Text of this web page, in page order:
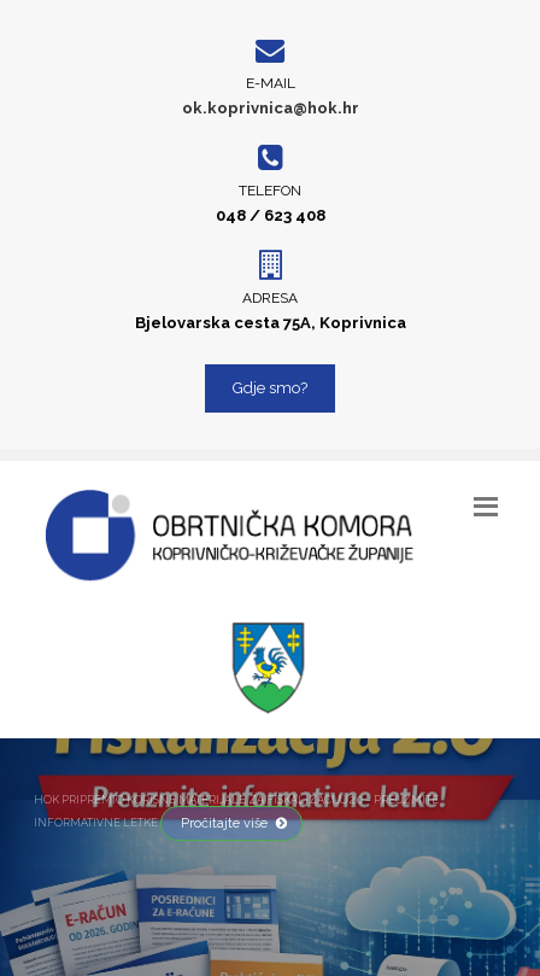
E-MAIL
ok.koprivnica@hok.hr
TELEFON
048 / 623 408
ADRESA
Bjelovarska cesta 75A, Koprivnica
Gdje smo?
HOK PRIPREMIO KORISNE MATERIJALE ZA FISKALIZACIJU 2.0 – PREUZMITE
INFORMATIVNE LETKE
Pročitajte više